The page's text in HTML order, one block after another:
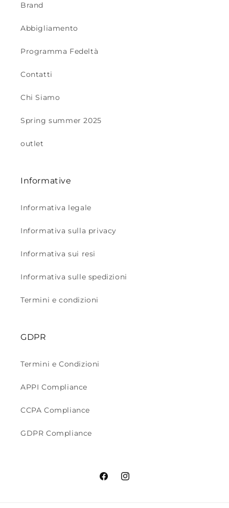
Brand
Abbigliamento
Programma Fedeltà
Contatti
Chi Siamo
Spring summer 2025
outlet
Informative
Informativa legale
Informativa sulla privacy
Informativa sui resi
Informativa sulle spedizioni
Termini e condizioni
GDPR
Termini e Condizioni
APPI Compliance
CCPA Compliance
GDPR Compliance
FacebookInstagram